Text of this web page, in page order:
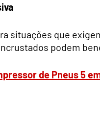
situações que
podem
de Pneus 5